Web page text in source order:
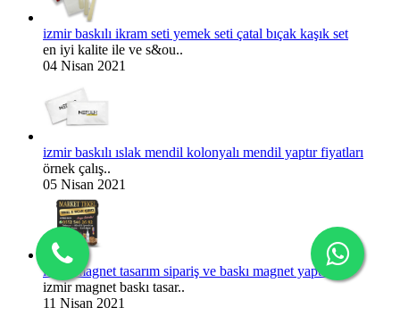
izmir baskılı ikram seti yemek seti çatal bıçak kaşık set
en iyi kalite ile ve s&ou..
04 Nisan 2021
izmir baskılı ıslak mendil kolonyalı mendil yaptır fiyatları
örnek çalış..
05 Nisan 2021
izmir magnet tasarım sipariş ve baskı magnet yaptır
izmir magnet baskı tasar..
11 Nisan 2021